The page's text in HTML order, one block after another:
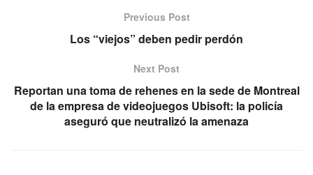
Previous Post
Los “viejos” deben pedir perdón
Next Post
Reportan una toma de rehenes en la sede de Montreal
de la empresa de videojuegos Ubisoft: la policía
aseguró que neutralizó la amenaza